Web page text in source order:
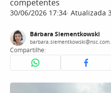
competentes
30/06/2026 17:34 Atualizada
Bárbara Siementkowski
Compartilhe: